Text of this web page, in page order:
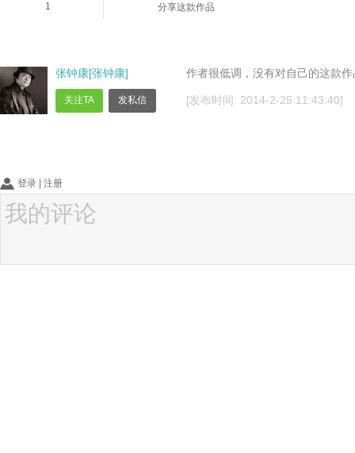
1 分享这款作品
作者很低调，没有对自己的这款
[发布时间: 2014-2-25 11:43:40]
张钟康[张钟康]
关注TA 发私信
登录 注册